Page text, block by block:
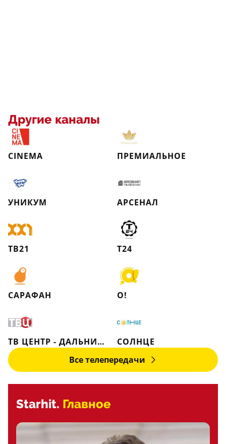
Другие каналы
CINEMA ПРЕМИАЛЬНОЕ
УНИКУМ АРСЕНАЛ
ТВ21 Т24
САРАФАН О!
ТВ ЦЕНТР - ДАЛЬНИЙ ВОСТОК
СОЛНЦЕ
Все телепередачи
Starhit. Главное